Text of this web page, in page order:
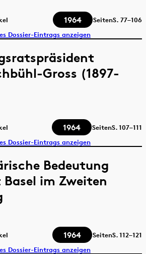
1964 SeitenS. 77–106
Dossier-Eintrags anzeigen
Gross (1897-
1964 SeitenS.107–111
Dossier-Eintrags anzeigen
Bedeutung
im Zweiten
1964 SeitenS.112–121
Dossier-Eintrags anzeigen